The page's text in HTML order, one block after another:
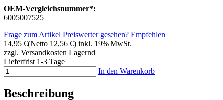
OEM-Vergleichsnummer*:
6005007525
Frage zum Artikel Preiswerter gesehen? Empfehlen
14,95 €(Netto 12,56 €) inkl. 19% MwSt.
zzgl. Versandkosten Lagernd
Lieferfrist 1-3 Tage
In den Warenkorb
Beschreibung